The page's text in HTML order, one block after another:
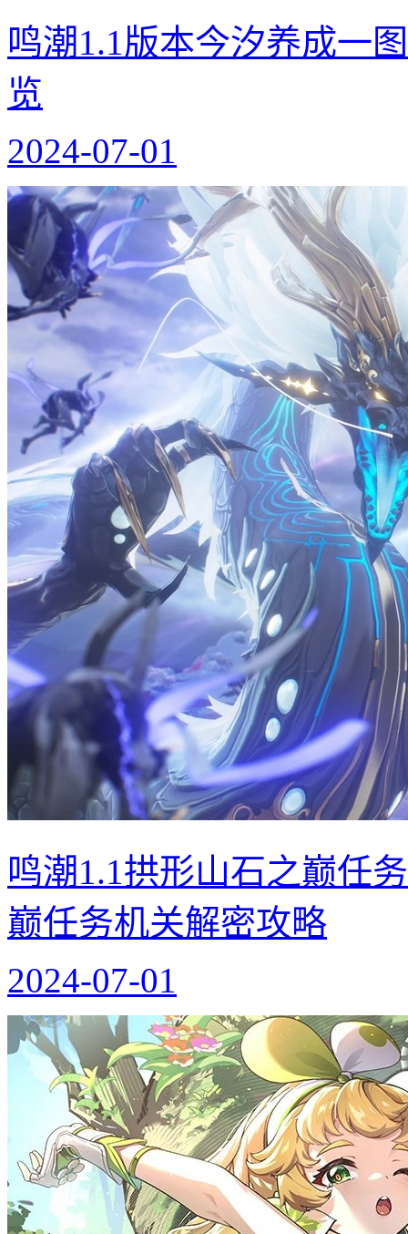
鸣潮1.1版本今汐养成一
览
2024-07-01
鸣潮1.1拱形山石之巅任
巅任务机关解密攻略
2024-07-01